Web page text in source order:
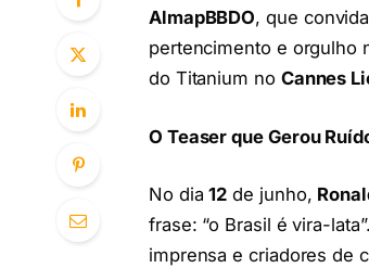
AlmapBBDO, que
pertencimento e orgulho
do Titanium no Cannes
O Teaser que Gerou
No dia12 de junho,
frase: “o Brasil é vira-
imprensa e criadores de